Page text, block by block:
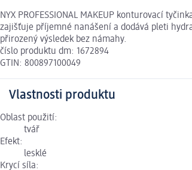
NYX PROFESSIONAL MAKEUP konturovací
zajišťuje příjemné nanášení a dodává pleti
přirozený výsledek bez námahy.
číslo produktu dm: 1672894
GTIN: 800897100049
Vlastnosti produktu
Oblast použití:
tvář
Efekt:
lesklé
Krycí síla: